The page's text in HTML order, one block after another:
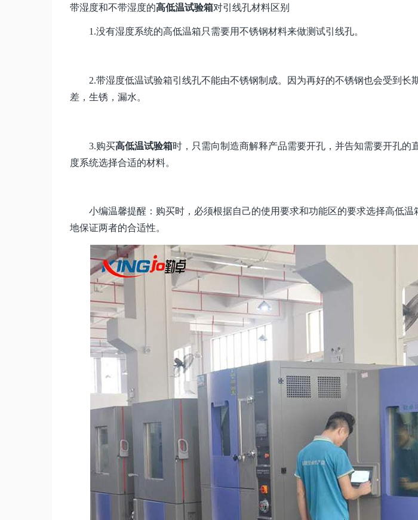
带湿度和不带湿度的高低温试验箱对引线孔材料区别
1.没有湿度系统的高低温箱只需要用不锈钢材料来做测试引线孔。
2.带湿度低温试验箱引线孔不能由不锈钢制成。因为再好的不锈钢也会受到长
差，生锈，漏水。
3.购买高低温试验箱时，只需向制造商解释产品需要开孔，并告知需要开孔的
度系统选择合适的材料。
小编温馨提醒：购买时，必须根据自己的使用要求和功能区的要求选择高低温
地保证两者的合适性。